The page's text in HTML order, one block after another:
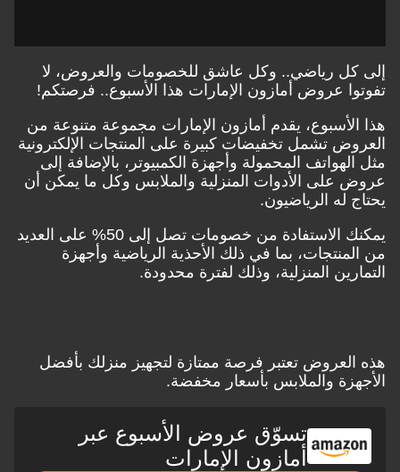
إلى كل رياضي.. وكل عاشق للخصومات والعروض، لا
تفوتوا عروض أمازون الإمارات هذا الأسبوع.. فرصتكم!
هذا الأسبوع، يقدم أمازون الإمارات مجموعة متنوعة من
العروض تشمل تخفيضات كبيرة على المنتجات الإلكترونية
مثل الهواتف المحمولة وأجهزة الكمبيوتر، بالإضافة إلى
عروض على الأدوات المنزلية والملابس وكل ما يمكن أن
يحتاج له الرياضيون.
يمكنك الاستفادة من خصومات تصل إلى 50% على العديد
من المنتجات، بما في ذلك الأحذية الرياضية وأجهزة
التمارين المنزلية، وذلك لفترة محدودة.
هذه العروض تعتبر فرصة ممتازة لتجهيز منزلك بأفضل
الأجهزة والملابس بأسعار مخفضة.
تسوّق عروض الأسبوع عبر
أمازون الإمارات